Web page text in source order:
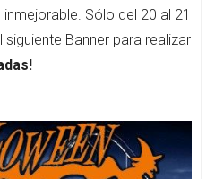
inmejorable. Sólo del 20 al 21
Banner para realizar